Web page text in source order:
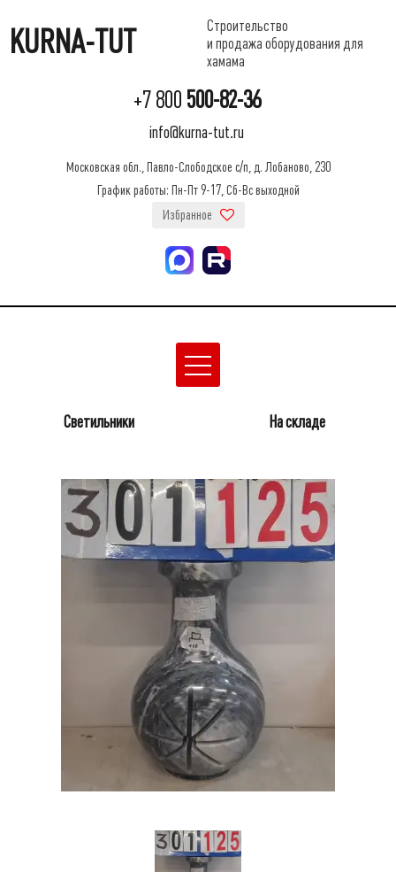
KURNA-TUT
Строительство
и продажа оборудования для
хамама
+7 800 500-82-36
info@kurna-tut.ru
Московская обл., Павло-Слободское с/п, д. Лобаново, 230
График работы: Пн-Пт 9-17, Сб-Вс выходной
Избранное
Светильники На складе